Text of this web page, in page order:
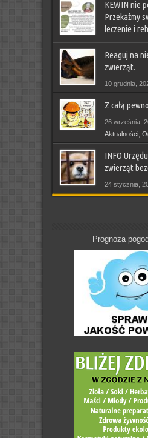
KEWIN nie
Przekażmy
leczenie i
21 stycznia, 2026
Aktualności, Ludzie piszą,
Zdrowie
Reaguj na
zwierząt.
10 grudnia,
Z całą
26 września,
Aktualności,
INFO
zwierząt
24 stycznia,
Aktualności,Ludzie piszą,
Prognoza